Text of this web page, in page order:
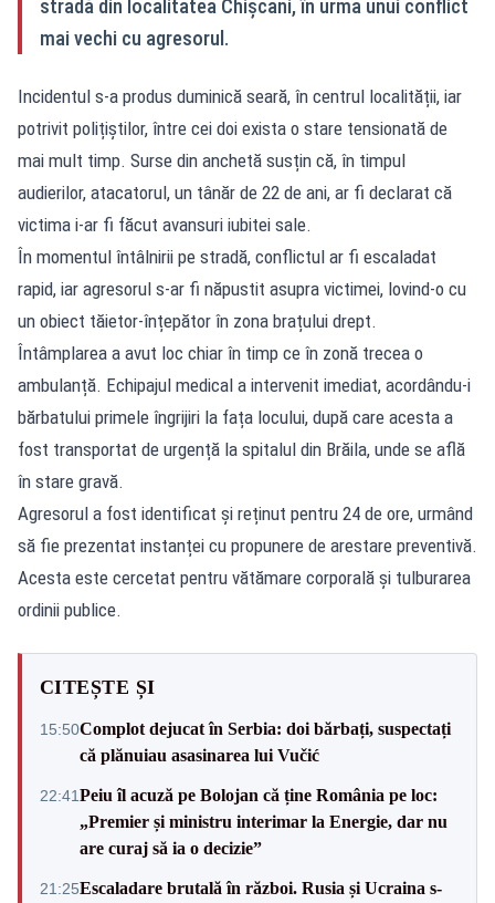
stradă din localitatea Chișcani, în urma unui conflict
mai vechi cu agresorul.
Incidentul s-a produs duminică seară, în centrul localității, iar
potrivit polițiștilor, între cei doi exista o stare tensionată de
mai mult timp. Surse din anchetă susțin că, în timpul
audierilor, atacatorul, un tânăr de 22 de ani, ar fi declarat că
victima i-ar fi făcut avansuri iubitei sale.
În momentul întâlnirii pe stradă, conflictul ar fi escaladat
rapid, iar agresorul s-ar fi năpustit asupra victimei, lovind-o cu
un obiect tăietor-înțepător în zona brațului drept.
Întâmplarea a avut loc chiar în timp ce în zonă trecea o
ambulanță. Echipajul medical a intervenit imediat, acordându-i
bărbatului primele îngrijiri la fața locului, după care acesta a
fost transportat de urgență la spitalul din Brăila, unde se află
în stare gravă.
Agresorul a fost identificat și reținut pentru 24 de ore, urmând
să fie prezentat instanței cu propunere de arestare preventivă.
Acesta este cercetat pentru vătămare corporală și tulburarea
ordinii publice.
CITEȘTE ȘI
15:50Complot dejucat în Serbia: doi bărbați, suspectați
că plănuiau asasinarea lui Vučić
22:41Peiu îl acuză pe Bolojan că ține România pe loc:
„Premier și ministru interimar la Energie, dar nu
are curaj să ia o decizie”
21:25Escaladare brutală în război. Rusia și Ucraina s-